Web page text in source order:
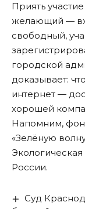
Приять
желающий —
свободный,
городской
доказывает:
интернет —
хорошей
Напомним,
«Зелёную
Экологическая
России.
Суд